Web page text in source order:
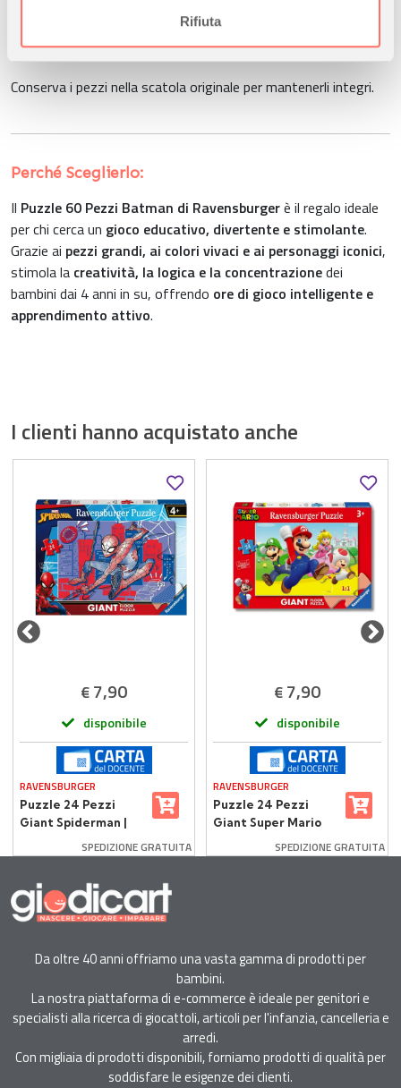
informazioni sul modo in cui utilizza il nostro sito con i
nostri partner che si occupano di analisi dei dati web,
pubblicità e social media, i quali potrebbero combinarle
con altre informazioni che ha fornito loro o che hanno
Rifiuta
Inizia dai bordi per facilitare l’assemblaggio e organizzare i
pezzi.
Conserva i pezzi nella scatola originale per mantenerli integri.
Perché Sceglierlo:
Il Puzzle 60 Pezzi Batman di Ravensburgerè il regalo ideale
per chi cerca un gioco educativo, divertente e stimolante.
Grazie ai pezzi grandi, ai colori vivaci e ai personaggi iconici,
stimola la creatività, la logica e la concentrazionedei
bambini dai 4 anni in su, offrendo ore di gioco intelligente e
apprendimento attivo.
I clienti hanno acquistato anche
€7,90
disponibile
RAVENSBURGER
Puzzle 24 Pezzi
Giant Spiderman |
SPEDIZIONE GRATUITA
€7,90
disponibile
RAVENSBURGER
Puzzle 24 Pezzi
Giant Super Mario
SPEDIZIONE GRATUITA
Da oltre 40 anni offriamo una vasta gamma di prodotti per
bambini.
La nostra piattaforma di e-commerce è ideale per genitori e
specialisti alla ricerca di giocattoli, articoli per l'infanzia, cancelleria e
arredi.
Con migliaia di prodotti disponibili, forniamo prodotti di qualità per
soddisfare le esigenze dei clienti.